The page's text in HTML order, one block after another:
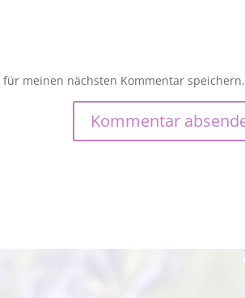
meinen nächsten Kommentar speichern.